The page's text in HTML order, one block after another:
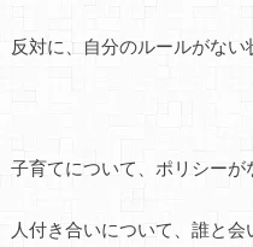
反対に、自分のルールがない
子育てについて、ポリシーが
人付き合いについて、誰と